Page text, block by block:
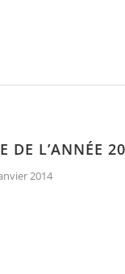
DE L’ANNÉE
2014